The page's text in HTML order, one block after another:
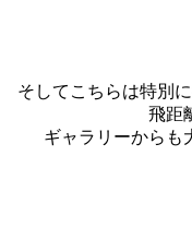
そしてこちらは特別
飛距
ギャラリーからも